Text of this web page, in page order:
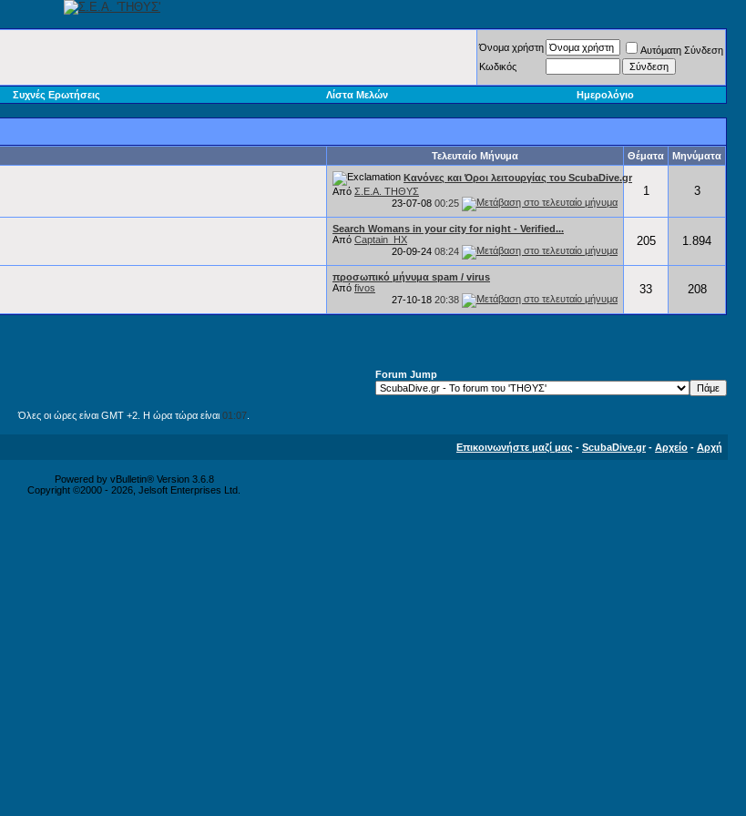
Όνομα χρήστη
Αυτόματη Σύνδεση
Κωδικός
Συχνές Ερωτήσεις Λίστα Μελών Ημερολόγιο
Τελευταίο Μήνυμα Θέματα Μηνύματα
Κανόνες και Όροι λειτουργίας του ScubaDive.gr
Από Σ.Ε.Α. ΤΗΘΥΣ
23-07-08 00:25
1 3
Search Womans in your city for night - Verified...
Από Captain_HX
20-09-24 08:24
205 1.894
προσωπικό μήνυμα spam / virus
Από fivos
27-10-18 20:38
33 208
Forum Jump
Όλες οι ώρες είναι GMT +2. Η ώρα τώρα είναι 01:07
Επικοινωνήστε μαζί μας - ScubaDive.gr- Αρχείο - Αρχή
Powered by vBulletin® Version 3.6.8
Copyright ©2000 - 2026, Jelsoft Enterprises Ltd.